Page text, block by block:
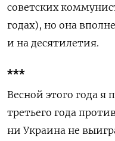
советских
годах), но она
и на десятилетия.
***
Весной этого года я
третьего года
ни Украина не